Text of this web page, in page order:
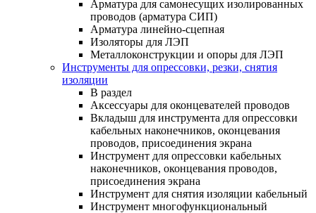
Арматура для самонесущих изолированных
проводов (арматура СИП)
Арматура линейно-сцепная
Изоляторы для ЛЭП
Металлоконструкции и опоры для ЛЭП
Инструменты для опрессовки, резки, снятия
изоляции
В раздел
Аксессуары для оконцевателей проводов
Вкладыш для инструмента для опрессовки
кабельных наконечников, оконцевания
проводов, присоединения экрана
Инструмент для опрессовки кабельных
наконечников, оконцевания проводов,
присоединения экрана
Инструмент для снятия изоляции кабельный
Инструмент многофункциональный